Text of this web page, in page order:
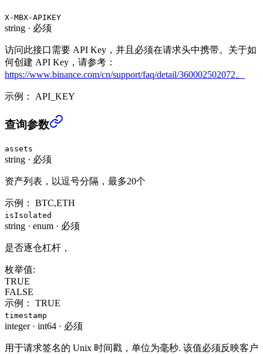
X-MBX-APIKEY
string · 必须
访问此接口需要 API Key，并且必须在请求头中携带。关于如
何创建 API Key，请参考：
https://www.binance.com/cn/support/faq/detail/360002502072。
示例： API_KEY
查询下小时预估利率 (USER_DATA)
查询参数
assets
string · 必须
资产列表，以逗号分隔，最多20个
示例： BTC,ETH
isIsolated
string · enum · 必须
是否逐仓杠杆，
枚举值:
TRUE
FALSE
示例：
TRUE
timestamp
integer· int64 · 必须
用于请求签名的 Unix 时间戳，单位为毫秒. 该值必须反映客户